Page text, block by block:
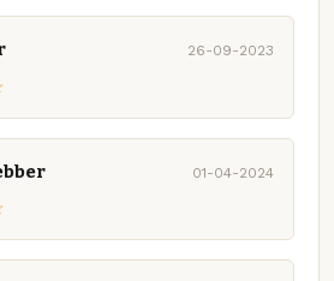
26-09-2023
01-04-2024